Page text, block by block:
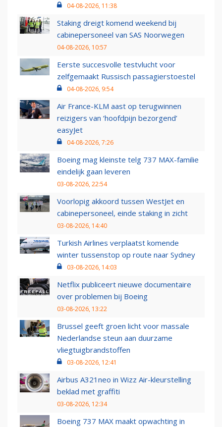
04-08-2026, 11:38
Staking dreigt komend weekend bij
cabinepersoneel van SAS Noorwegen
04-08-2026, 10:57
Eerste succesvolle testvlucht voor
zelfgemaakt Russisch passagierstoestel
04-08-2026, 9:54
Air France-KLM aast op terugwinnen
reizigers van ‘hoofdpijn bezorgend’
easyJet
04-08-2026, 7:26
Boeing mag kleinste telg 737 MAX-familie
eindelijk gaan leveren
03-08-2026, 22:54
Voorlopig akkoord tussen WestJet en
cabinepersoneel, einde staking in zicht
03-08-2026, 14:40
Turkish Airlines verplaatst komende
winter tussenstop op route naar Sydney
03-08-2026, 14:03
Netflix publiceert nieuwe documentaire
over problemen bij Boeing
03-08-2026, 13:22
Brussel geeft groen licht voor massale
Nederlandse steun aan duurzame
vliegtuigbrandstoffen
03-08-2026, 12:41
Airbus A321neo in Wizz Air-kleurstelling
beklad met graffiti
03-08-2026, 12:34
Boeing 737 MAX maakt opwachting in